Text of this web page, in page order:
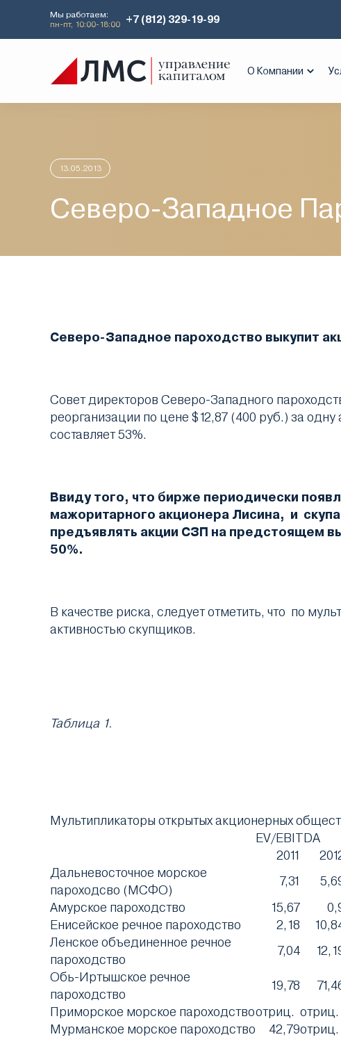
Мы работаем:
пн-пт, 10:00-18:00
+7 (812) 329-19-99
О Компании
Главная Аналитика Идеи дня Северо-
13.05.2013
Северо-Западное
Северо-Западное пароходство выкупит
Совет директоров Северо-Западного
реорганизации по цене $12,87 (400 руб.) за
составляет 53%.
Ввиду того, что бирже периодически
мажоритарного акционера Лисина, и
предъявлять акции СЗП на предстоящем
50%.
В качестве риска, следует отметить, что по
активностью скупщиков.
Таблица 1.
Мультипликаторы открытых акционерных
EV/EBITDA
2011
Дальневосточное морское
пароходсво (МСФО)
7,31
Амурское пароходство
15,67
Енисейское речное пароходство
2,18
Ленское объединенное речное
пароходство
7,04
Обь-Иртышское речное
пароходство
19,78
Приморское морское пароходствоотриц. отриц.
Мурманское морское пароходство
42,79отриц.